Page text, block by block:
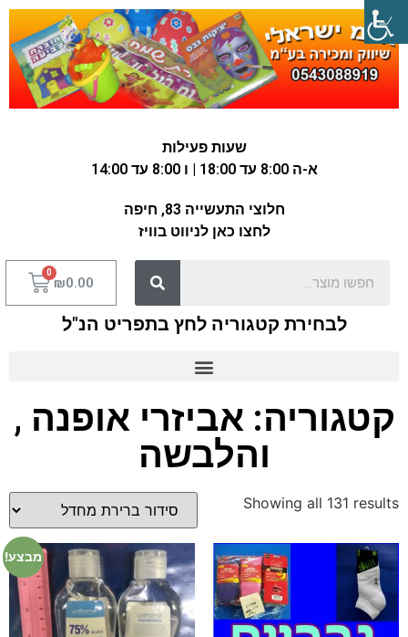
שעות פעילות
א-ה 8:00 עד 18:00 | ו 8:00 עד 14:00
חלוצי התעשייה 83, חיפה
לחצו כאן לניווט בוויז
₪0.00
לבחירת קטגוריה לחץ בתפריט הנ"ל
קטגוריה: אביזרי אופנה ,
והלבשה
Showing all 131 results
מבצע!